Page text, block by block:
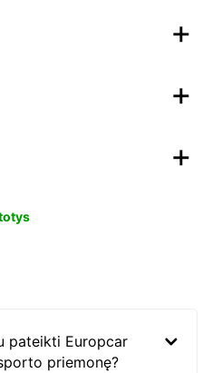
pateikti Europcar
priemonę?